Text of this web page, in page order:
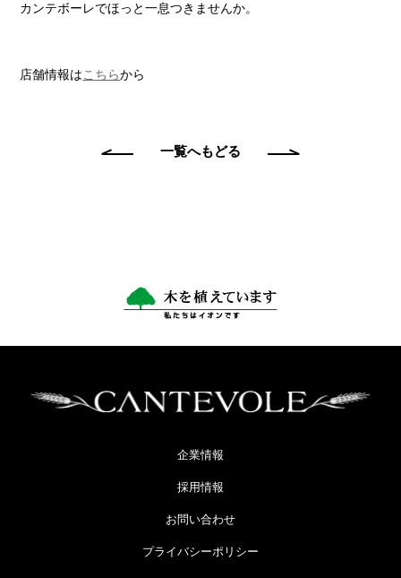
カンテボーレでほっと一息つきませんか。
店舗情報はこちらから
一覧へもどる
企業情報
採用情報
お問い合わせ
プライバシーポリシー